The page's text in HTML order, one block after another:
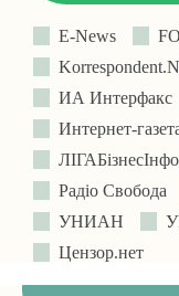
E-News
ИА Интерфакс
Интернет-
Радіо Свобода
УНИАН
Цензор.нет